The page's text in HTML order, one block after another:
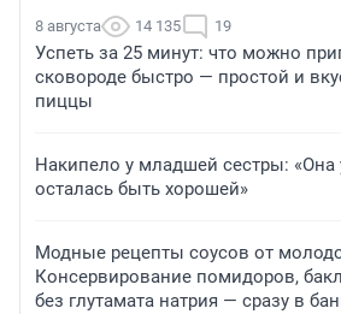
8 августа 14 135 19
Успеть за 25 минут: что можно
сковороде быстро — простой и
пиццы
Накипело у младшей сестры: «Она
осталась быть хорошей»
Модные рецепты соусов от
Консервирование помидоров,
без глутамата натрия — сразу в